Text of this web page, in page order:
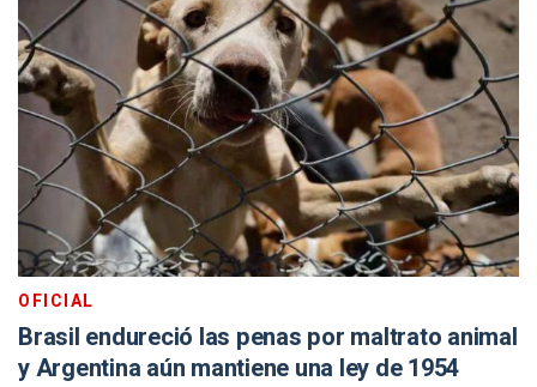
OFICIAL
Brasil endureció las penas por maltrato animal
y Argentina aún mantiene una ley de 1954